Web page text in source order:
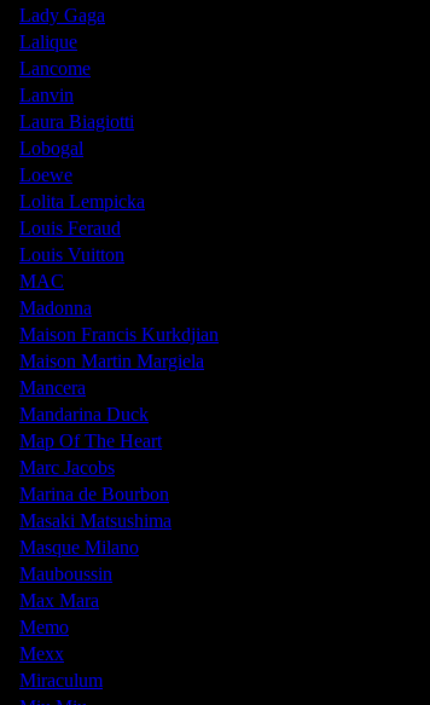
Lady Gaga
Lalique
Lancome
Lanvin
Laura Biagiotti
Lobogal
Loewe
Lolita Lempicka
Louis Feraud
Louis Vuitton
MAC
Madonna
Maison Francis Kurkdjian
Maison Martin Margiela
Mancera
Mandarina Duck
Map Of The Heart
Marc Jacobs
Marina de Bourbon
Masaki Matsushima
Masque Milano
Mauboussin
Max Mara
Memo
Mexx
Miraculum